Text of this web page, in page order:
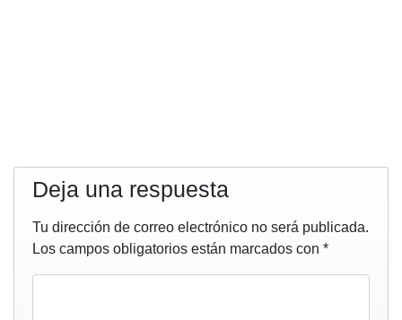
Deja una respuesta
Tu dirección de correo electrónico no será publicada.
Los campos obligatorios están marcados con *